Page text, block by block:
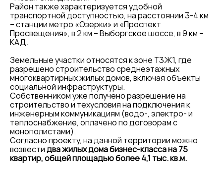
Район также характеризуется удобной
транспортной доступностью, на расстоянии 3-4 км
– станции метро «Озерки» и «Проспект
Просвещения», в 2 км – Выборгское шоссе, в 9 км –
КАД.
Земельные участки относятся к зоне Т3Ж1, где
разрешено строительство среднеэтажных
многоквартирных жилых домов, включая объекты
социальной инфраструктуры.
Собственником уже получено разрешение на
строительство и техусловия на подключения к
инженерным коммуникациям (водо-, электро- и
теплоснабжение, оплачено по договорам с
монополистами).
Согласно проекту, на данной территории можно
возвестидва жилых дома бизнес-класса на 75
квартир, общей площадью более 4,1 тыс. кв.м.